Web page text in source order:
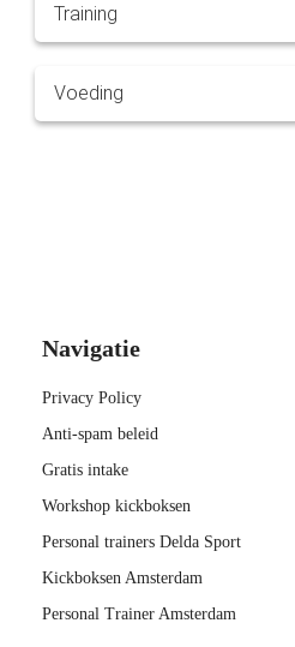
Training
Voeding
Navigatie
Privacy Policy
Anti-spam beleid
Gratis intake
Workshop kickboksen
Personal trainers Delda Sport
Kickboksen Amsterdam
Personal Trainer Amsterdam